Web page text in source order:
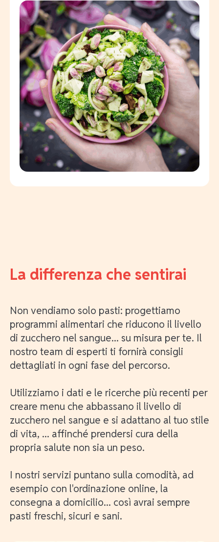
La differenza che sentirai
Non vendiamo solo pasti: progettiamo
programmi alimentari che riducono il livello
di zucchero nel sangue... su misura per te. Il
nostro team di esperti ti fornirà consigli
dettagliati in ogni fase del percorso.
Utilizziamo i dati e le ricerche più recenti per
creare menu che abbassano il livello di
zucchero nel sangue e si adattano al tuo stile
di vita, ... affinché prendersi cura della
propria salute non sia un peso.
I nostri servizi puntano sulla comodità, ad
esempio con l'ordinazione online, la
consegna a domicilio... così avrai sempre
pasti freschi, sicuri e sani.